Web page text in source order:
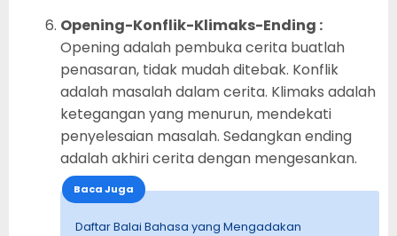
Opening-Konflik-Klimaks-Ending :
Opening adalah pembuka cerita buatlah
penasaran, tidak mudah ditebak. Konflik
adalah masalah dalam cerita. Klimaks adalah
ketegangan yang menurun, mendekati
penyelesaian masalah. Sedangkan ending
adalah akhiri cerita dengan mengesankan.
Baca Juga
Daftar Balai Bahasa yang Mengadakan